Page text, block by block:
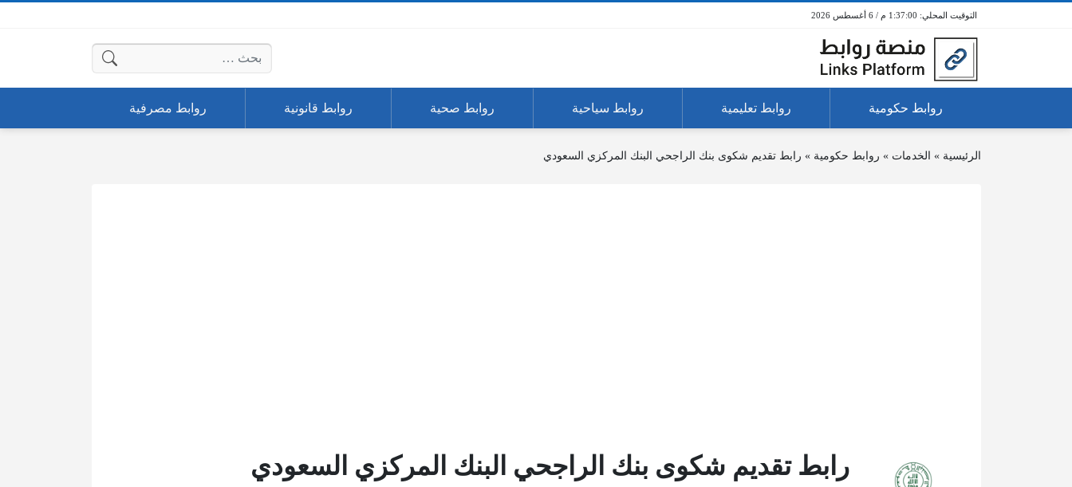
1:37:00 م / 6 أغسطس 2026
البحث عن:
روابط حكومية روابط تعليمية روابط سياحية روابط صحية روابط قانونية روابط مصرفية
الرئيسية » الخدمات » روابط حكومية » رابط تقديم شكوى بنك الراجحي البنك المركزي السعودي
رابط تقديم شكوى بنك الراجحي البنك المركزي السعودي